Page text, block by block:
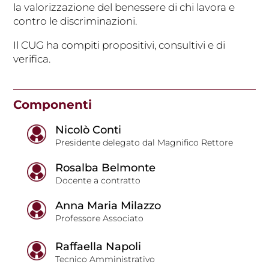
la valorizzazione del benessere di chi lavora e
contro le discriminazioni.
Il CUG ha compiti propositivi, consultivi e di
verifica.
Componenti
Nicolò Conti
Presidente delegato dal Magnifico Rettore
Rosalba Belmonte
Docente a contratto
Anna Maria Milazzo
Professore Associato
Raffaella Napoli
Tecnico Amministrativo